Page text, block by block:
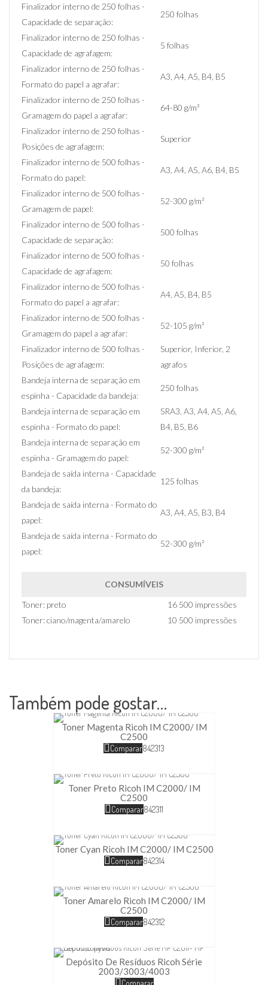
Finalizador interno de 250 folhas -
Capacidade de separação:
250 folhas
Finalizador interno de 250 folhas -
Capacidade de agrafagem:
5 folhas
Finalizador interno de 250 folhas -
Formato do papel a agrafar:
A3, A4, A5, B4, B5
Finalizador interno de 250 folhas -
Gramagem do papel a agrafar:
64-80 g/m²
Finalizador interno de 250 folhas -
Posições de agrafagem:
Superior
Finalizador interno de 500 folhas -
Formato do papel:
A3, A4, A5, A6, B4, B5
Finalizador interno de 500 folhas -
Gramagem de papel:
52-300 g/m²
Finalizador interno de 500 folhas -
Capacidade de separação:
500 folhas
Finalizador interno de 500 folhas -
Capacidade de agrafagem:
50 folhas
Finalizador interno de 500 folhas -
Formato do papel a agrafar:
A4, A5, B4, B5
Finalizador interno de 500 folhas -
Gramagem do papel a agrafar:
52-105 g/m²
Finalizador interno de 500 folhas -
Posições de agrafagem:
Superior, Inferior, 2
agrafos
Bandeja interna de separação em
espinha - Capacidade da bandeja:
250 folhas
Bandeja interna de separação em
espinha - Formato do papel:
SRA3, A3, A4, A5, A6,
B4, B5, B6
Bandeja interna de separação em
espinha - Gramagem do papel:
52-300 g/m²
Bandeja de saída interna - Capacidade
da bandeja:
125 folhas
Bandeja de saída interna - Formato do
papel:
A3, A4, A5, B3, B4
Bandeja de saída interna - Formato do
papel:
52-300 g/m²
CONSUMÍVEIS
Toner: preto
16 500 impressões
Toner: ciano/magenta/amarelo
10 500 impressões
Também pode gostar…
Toner Magenta Ricoh IM C2000/ IM
C2500
Comparar842313
Toner Preto Ricoh IM C2000/ IM
C2500
Comparar842311
Toner Cyan Ricoh IM C2000/ IM C2500
Comparar842314
Toner Amarelo Ricoh IM C2000/ IM
C2500
Comparar842312
Depósito De Resíduos Ricoh Série
2003/3003/4003